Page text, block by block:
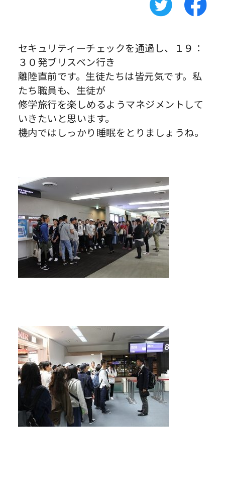
セキュリティーチェックを通過し、１９：
３０発ブリスベン行き
離陸直前です。生徒たちは皆元気です。私
たち職員も、生徒が
修学旅行を楽しめるようマネジメントして
いきたいと思います。
機内ではしっかり睡眠をとりましょうね。